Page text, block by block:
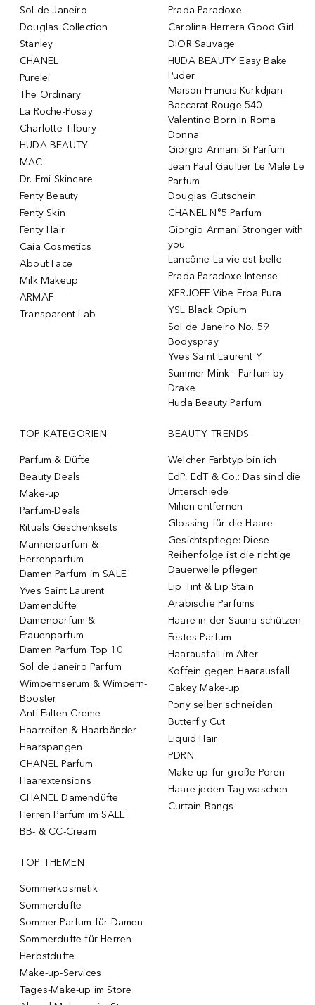
Sol de Janeiro
Douglas Collection
Stanley
CHANEL
Purelei
The Ordinary
La Roche-Posay
Charlotte Tilbury
HUDA BEAUTY
MAC
Dr. Emi Skincare
Fenty Beauty
Fenty Skin
Fenty Hair
Caia Cosmetics
About Face
Milk Makeup
ARMAF
Transparent Lab
Prada Paradoxe
Carolina Herrera Good Girl
DIOR Sauvage
HUDA BEAUTY Easy Bake
Puder
Maison Francis Kurkdjian
Baccarat Rouge 540
Valentino Born In Roma
Donna
Giorgio Armani Si Parfum
Jean Paul Gaultier Le Male Le
Parfum
Douglas Gutschein
CHANEL N°5 Parfum
Giorgio Armani Stronger with
you
Lancôme La vie est belle
Prada Paradoxe Intense
XERJOFF Vibe Erba Pura
YSL Black Opium
Sol de Janeiro No. 59
Bodyspray
Yves Saint Laurent Y
Summer Mink - Parfum by
Drake
Huda Beauty Parfum
TOP KATEGORIEN
Parfum & Düfte
Beauty Deals
Make-up
Parfum-Deals
Rituals Geschenksets
Männerparfum &
Herrenparfum
Damen Parfum im SALE
Yves Saint Laurent
Damendüfte
Damenparfum &
Frauenparfum
Damen Parfum Top 10
Sol de Janeiro Parfum
Wimpernserum & Wimpern-
Booster
Anti-Falten Creme
Haarreifen & Haarbänder
Haarspangen
CHANEL Parfum
Haarextensions
CHANEL Damendüfte
Herren Parfum im SALE
BB- & CC-Cream
BEAUTY TRENDS
Welcher Farbtyp bin ich
EdP, EdT & Co.: Das sind die
Unterschiede
Milien entfernen
Glossing für die Haare
Gesichtspflege: Diese
Reihenfolge ist die richtige
Dauerwelle pflegen
Lip Tint & Lip Stain
Arabische Parfums
Haare in der Sauna schützen
Festes Parfum
Haarausfall im Alter
Koffein gegen Haarausfall
Cakey Make-up
Pony selber schneiden
Butterfly Cut
Liquid Hair
PDRN
Make-up für große Poren
Haare jeden Tag waschen
Curtain Bangs
TOP THEMEN
Sommerkosmetik
Sommerdüfte
Sommer Parfum für Damen
Sommerdüfte für Herren
Herbstdüfte
Make-up-Services
Tages-Make-up im Store